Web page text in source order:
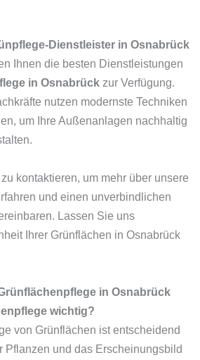
Dienstleister in Osnabrück
Ihnen die besten Dienstleistungen
in Osnabrück zur Verfügung.
nutzen modernste Techniken
um Ihre Außenanlagen nachhaltig
kontaktieren, um mehr über unsere
und einen unverbindlichen
Lassen Sie uns
Ihrer Grünflächen in Osnabrück
in Osnabrück
wichtig?
von Grünflächen ist entscheidend
Pflanzen und das Erscheinungsbild